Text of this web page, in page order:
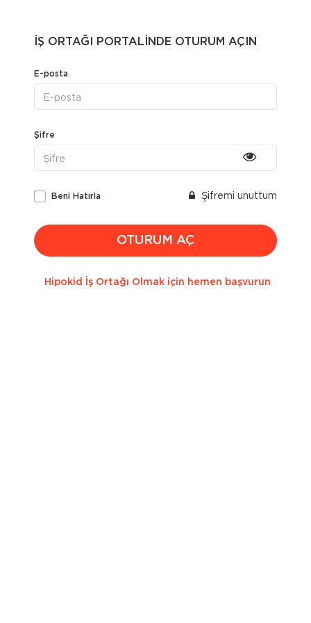
İŞ ORTAĞI PORTALİNDE OTURUM AÇIN
E-posta
Şifre
Beni Hatırla Şifremi unuttum
OTURUM AÇ
Hipokid İş Ortağı Olmak için hemen başvurun